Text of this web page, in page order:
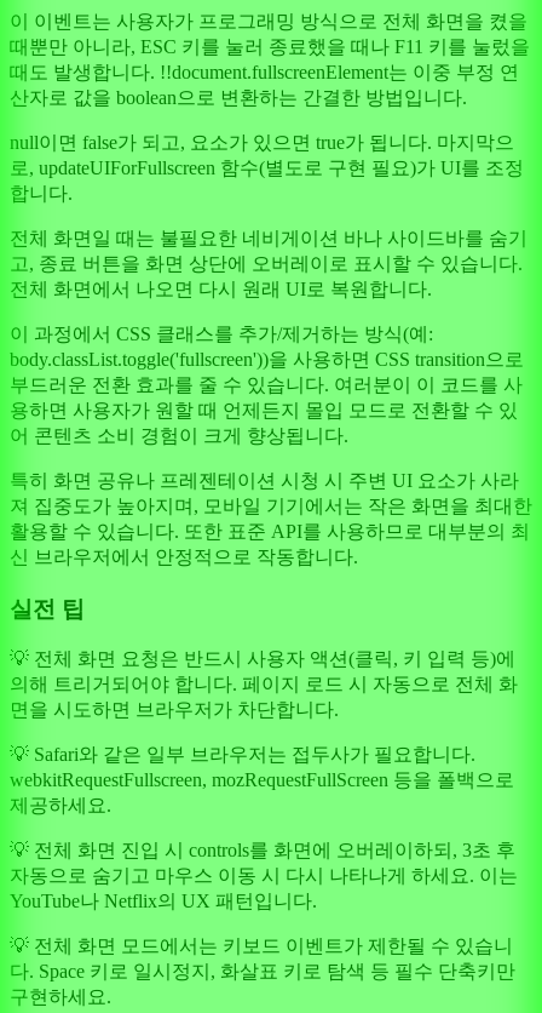
이 이벤트는 사용자가 프로그래밍 방식으로 전체 화면을 켰을
때뿐만 아니라, ESC 키를 눌러 종료했을 때나 F11 키를 눌렀을
때도 발생합니다. !!document.fullscreenElement는 이중 부정 연
산자로 값을 boolean으로 변환하는 간결한 방법입니다.
null이면 false가 되고, 요소가 있으면 true가 됩니다. 마지막으
로, updateUIForFullscreen 함수(별도로 구현 필요)가 UI를 조정
합니다.
전체 화면일 때는 불필요한 네비게이션 바나 사이드바를 숨기
고, 종료 버튼을 화면 상단에 오버레이로 표시할 수 있습니다.
전체 화면에서 나오면 다시 원래 UI로 복원합니다.
이 과정에서 CSS 클래스를 추가/제거하는 방식(예:
body.classList.toggle('fullscreen'))을 사용하면 CSS transition으로
부드러운 전환 효과를 줄 수 있습니다. 여러분이 이 코드를 사
용하면 사용자가 원할 때 언제든지 몰입 모드로 전환할 수 있
어 콘텐츠 소비 경험이 크게 향상됩니다.
특히 화면 공유나 프레젠테이션 시청 시 주변 UI 요소가 사라
져 집중도가 높아지며, 모바일 기기에서는 작은 화면을 최대한
활용할 수 있습니다. 또한 표준 API를 사용하므로 대부분의 최
신 브라우저에서 안정적으로 작동합니다.
실전 팁
💡 전체 화면 요청은 반드시 사용자 액션(클릭, 키 입력 등)에
의해 트리거되어야 합니다. 페이지 로드 시 자동으로 전체 화
면을 시도하면 브라우저가 차단합니다.
💡 Safari와 같은 일부 브라우저는 접두사가 필요합니다.
webkitRequestFullscreen, mozRequestFullScreen 등을 폴백으로
제공하세요.
💡 전체 화면 진입 시 controls를 화면에 오버레이하되, 3초 후
자동으로 숨기고 마우스 이동 시 다시 나타나게 하세요. 이는
YouTube나 Netflix의 UX 패턴입니다.
💡 전체 화면 모드에서는 키보드 이벤트가 제한될 수 있습니
다. Space 키로 일시정지, 화살표 키로 탐색 등 필수 단축키만
구현하세요.